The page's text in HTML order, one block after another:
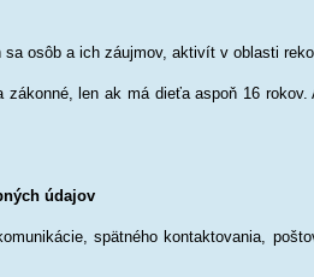
osôb a ich záujmov, aktivít v oblasti
len ak má dieťa aspoň 16
údajov
spätného kontaktovania,